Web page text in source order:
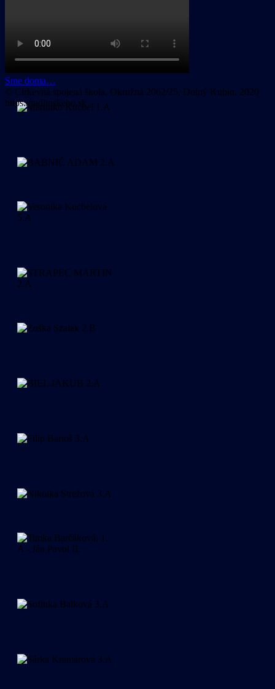
Sme doma…
© Cirkevná spojená škola, Okružná 2062/25, Dolný Kubín, 2020
https://radlinskeho.sk